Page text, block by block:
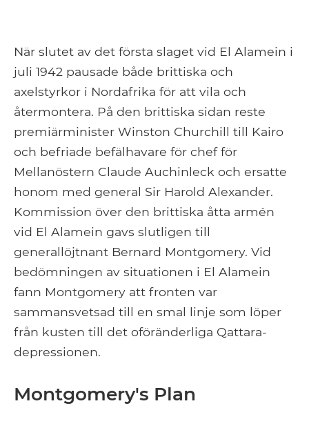
När slutet av det första slaget vid El Alamein i
juli 1942 pausade både brittiska och
axelstyrkor i Nordafrika för att vila och
återmontera. På den brittiska sidan reste
premiärminister Winston Churchill till Kairo
och befriade befälhavare för chef för
Mellanöstern Claude Auchinleck och ersatte
honom med general Sir Harold Alexander.
Kommission över den brittiska åtta armén
vid El Alamein gavs slutligen till
generallöjtnant Bernard Montgomery. Vid
bedömningen av situationen i El Alamein
fann Montgomery att fronten var
sammansvetsad till en smal linje som löper
från kusten till det oföränderliga Qattara-
depressionen.
Montgomery's Plan